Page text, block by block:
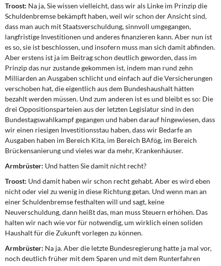
Troost: Na ja, Sie wissen vielleicht, dass wir als Linke im Prinzip die
Schuldenbremse bekämpft haben, weil wir schon der Ansicht sind,
dass man auch mit Staatsverschuldung, sinnvoll umgegangen,
langfristige Investitionen und anderes finanzieren kann. Aber nun ist
es so, sie ist beschlossen, und insofern muss man sich damit abfinden.
Aber erstens ist ja im Beitrag schon deutlich geworden, dass im
Prinzip das nur zustande gekommen ist, indem man rund zehn
Milliarden an Ausgaben schlicht und einfach auf die Versicherungen
verschoben hat, die eigentlich aus dem Bundeshaushalt hätten
bezahlt werden müssen. Und zum anderen ist es und bleibt es so: Die
drei Oppositionsparteien aus der letzten Legislatur sind in den
Bundestagswahlkampf gegangen und haben darauf hingewiesen, dass
wir einen riesigen Investitionsstau haben, dass wir Bedarfe an
Ausgaben haben im Bereich Kita, im Bereich BAfög, im Bereich
Brückensanierung und vieles war da mehr, Krankenhäuser.
Armbrüster: Und hatten Sie damit nicht recht?
Troost: Und damit haben wir schon recht gehabt. Aber es wird eben
nicht oder viel zu wenig in diese Richtung getan. Und wenn man an
einer Schuldenbremse festhalten will und sagt, keine
Neuverschuldung, dann heißt das, man muss Steuern erhöhen. Das
halten wir nach wie vor für notwendig, um wirklich einen soliden
Haushalt für die Zukunft vorlegen zu können.
Armbrüster: Na ja. Aber die letzte Bundesregierung hatte ja mal vor,
noch deutlich früher mit dem Sparen und mit dem Runterfahren